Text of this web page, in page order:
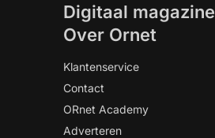
Digitaal magazine
Over Ornet
Klantenservice
Contact
ORnet Academy
Adverteren